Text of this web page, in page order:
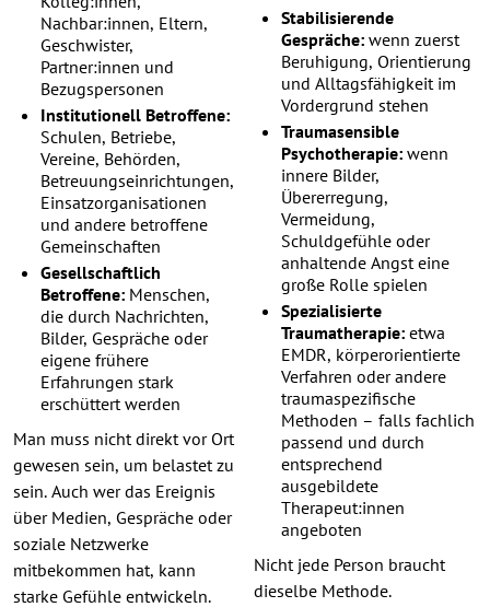
Nachbar:innen, Eltern,
Geschwister,
Partner:innen und
Bezugspersonen
Institutionell Betroffene:
Schulen, Betriebe,
Vereine, Behörden,
Betreuungseinrichtungen,
Einsatzorganisationen
und andere betroffene
Gemeinschaften
Gesellschaftlich
Betroffene: Menschen,
die durch Nachrichten,
Bilder, Gespräche oder
eigene frühere
Erfahrungen stark
erschüttert werden
Man muss nicht direkt vor Ort
gewesen sein, um belastet zu
sein. Auch wer das Ereignis
über Medien, Gespräche oder
soziale Netzwerke
mitbekommen hat, kann
starke Gefühle entwickeln.
Stabilisierende
Gespräche: wenn zuerst
Beruhigung, Orientierung
und Alltagsfähigkeit im
Vordergrund stehen
Traumasensible
Psychotherapie: wenn
innere Bilder,
Übererregung,
Vermeidung,
Schuldgefühle oder
anhaltende Angst eine
große Rolle spielen
Spezialisierte
Traumatherapie: etwa
EMDR, körperorientierte
Verfahren oder andere
traumaspezifische
Methoden – falls fachlich
passend und durch
entsprechend
ausgebildete
Therapeut:innen
angeboten
Nicht jede Person braucht
dieselbe Methode.